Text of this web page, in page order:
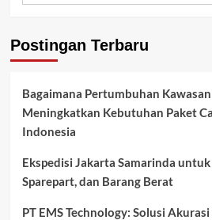
Postingan Terbaru
Bagaimana Pertumbuhan
Meningkatkan Kebutuhan Paket
Indonesia
Ekspedisi Jakarta Samarinda
Sparepart, dan Barang Berat
PT EMS Technology: Solusi